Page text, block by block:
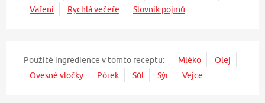
Vaření
Rychlá večeře Slovník pojmů
Použité ingredience v tomto receptu: Mléko
Olej
Ovesné vločky
Pórek Sůl Sýr Vejce